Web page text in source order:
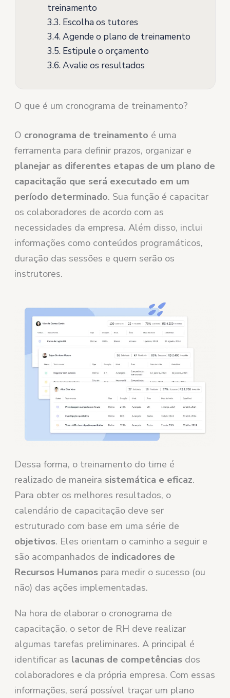
treinamento
3.3.Escolha os tutores
3.4.Agende o plano de treinamento
3.5.Estipule o orçamento
3.6.Avalie os resultados
O que é um cronograma de treinamento?
O cronograma de treinamento é uma
ferramenta para definir prazos, organizar e
planejar as diferentes etapas de um plano de
capacitação que será executado em um
período determinado. Sua função é capacitar
os colaboradores de acordo com as
necessidades da empresa. Além disso, inclui
informações como conteúdos programáticos,
duração das sessões e quem serão os
instrutores.
Dessa forma, o treinamento do time é
realizado de maneira sistemática e eficaz.
Para obter os melhores resultados, o
calendário de capacitação deve ser
estruturado com base em uma série de
objetivos. Eles orientam o caminho a seguir e
são acompanhados de indicadores de
Recursos Humanos para medir o sucesso (ou
não) das ações implementadas.
Na hora de elaborar o cronograma de
capacitação, o setor de RH deve realizar
algumas tarefas preliminares. A principal é
identificar as lacunas de competências dos
colaboradores e da própria empresa. Com essas
informações, será possível traçar um plano